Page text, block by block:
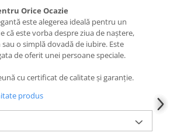
Orice Ocazie
este alegerea ideală pentru un
că este vorba despre ziua de naștere,
o simplă dovadă de iubire. Este
de oferit unei persoane speciale.
cu certificat de calitate și garanție.
produs